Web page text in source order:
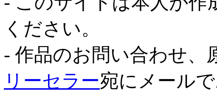
ください。
- 作品のお問い合わせ、
リーセラー宛にメール